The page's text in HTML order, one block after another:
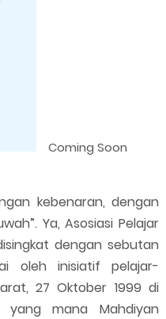
Coming Soon
kebenaran, dengan
Ya, Asosiasi Pelajar
dengan sebutan
oleh inisiatif pelajar-
27 Oktober 1999 di
yang mana Mahdiyan